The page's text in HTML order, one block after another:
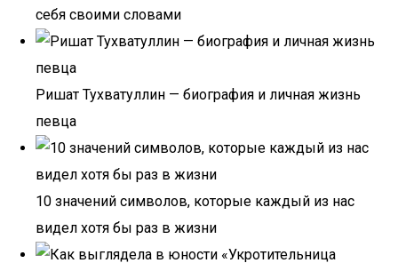
себя своими словами
Ришат Тухватуллин — биография и личная жизнь
певца
10 значений символов, которые каждый из нас
видел хотя бы раз в жизни